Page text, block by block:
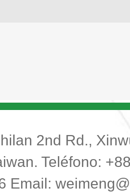
2nd Rd.,
Teléfono:
Email: